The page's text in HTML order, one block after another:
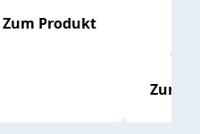
Zum Produkt
Zum